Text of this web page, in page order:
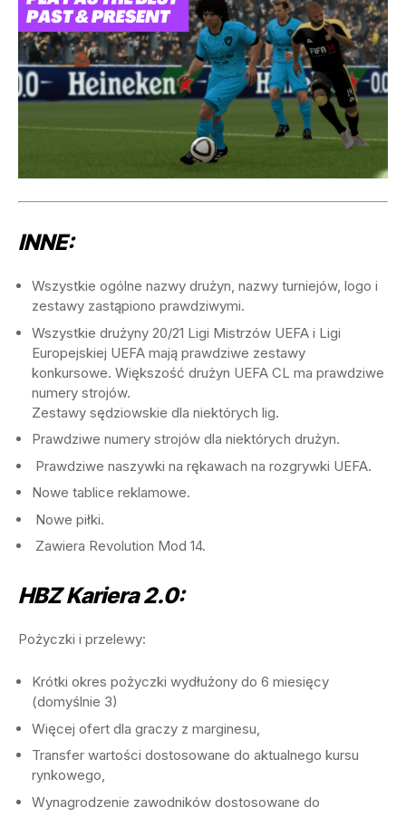
INNE:
Wszystkie ogólne nazwy drużyn, nazwy turniejów, logo i
zestawy zastąpiono prawdziwymi.
Wszystkie drużyny 20/21 Ligi Mistrzów UEFA i Ligi
Europejskiej UEFA mają prawdziwe zestawy
konkursowe. Większość drużyn UEFA CL ma prawdziwe
numery strojów.
Zestawy sędziowskie dla niektórych lig.
Prawdziwe numery strojów dla niektórych drużyn.
Prawdziwe naszywki na rękawach na rozgrywki UEFA.
Nowe tablice reklamowe.
Nowe piłki.
Zawiera Revolution Mod 14.
HBZ Kariera 2.0:
Pożyczki i przelewy:
Krótki okres pożyczki wydłużony do 6 miesięcy
(domyślnie 3)
Więcej ofert dla graczy z marginesu,
Transfer wartości dostosowane do aktualnego kursu
rynkowego,
Wynagrodzenie zawodników dostosowane do